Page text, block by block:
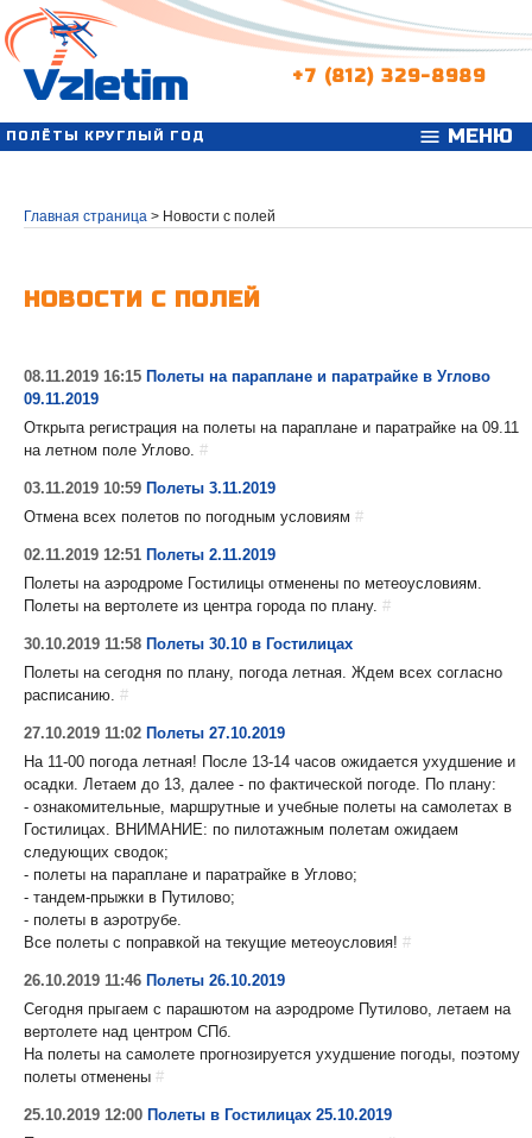
+7 (812) 329-8989
ПОЛЁТЫ КРУГЛЫЙ ГОД menu МЕНЮ
Главная страница > Новости с полей
НОВОСТИ С ПОЛЕЙ
08.11.2019 16:15 Полеты на параплане и паратрайке в Углово
09.11.2019
Открыта регистрация на полеты на параплане и паратрайке на 09.11
на летном поле Углово. #
03.11.2019 10:59 Полеты 3.11.2019
Отмена всех полетов по погодным условиям #
02.11.2019 12:51 Полеты 2.11.2019
Полеты на аэродроме Гостилицы отменены по метеоусловиям.
Полеты на вертолете из центра города по плану. #
30.10.2019 11:58 Полеты 30.10 в Гостилицах
Полеты на сегодня по плану, погода летная. Ждем всех согласно
расписанию. #
27.10.2019 11:02 Полеты 27.10.2019
На 11-00 погода летная! После 13-14 часов ожидается ухудшение и
осадки. Летаем до 13, далее - по фактической погоде. По плану:
- ознакомительные, маршрутные и учебные полеты на самолетах в
Гостилицах. ВНИМАНИЕ: по пилотажным полетам ожидаем
следующих сводок;
- полеты на параплане и паратрайке в Углово;
- тандем-прыжки в Путилово;
- полеты в аэротрубе.
Все полеты с поправкой на текущие метеоусловия! #
26.10.2019 11:46 Полеты 26.10.2019
Сегодня прыгаем с парашютом на аэродроме Путилово, летаем на
вертолете над центром СПб.
На полеты на самолете прогнозируется ухудшение погоды, поэтому
полеты отменены #
25.10.2019 12:00 Полеты в Гостилицах 25.10.2019